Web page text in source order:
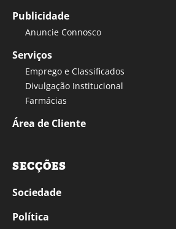
Publicidade
Anuncie Connosco
Serviços
Emprego e Classificados
Divulgação Institucional
Farmácias
Área de Cliente
SECÇÕES
Sociedade
Política